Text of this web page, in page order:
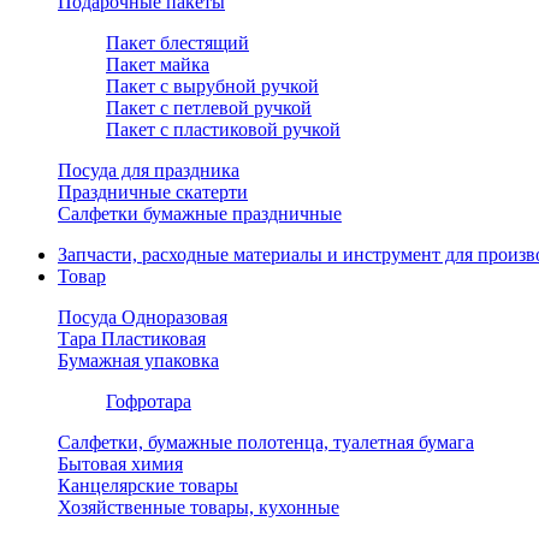
Пакет блестящий
Пакет майка
Пакет с вырубной ручкой
Пакет с петлевой ручкой
Пакет с пластиковой ручкой
Посуда для праздника
Праздничные скатерти
Салфетки бумажные праздничные
Запчасти, расходные материалы и инструмент для
Товар
Посуда Одноразовая
Тара Пластиковая
Бумажная упаковка
Гофротара
Салфетки, бумажные полотенца, туалетная бумага
Бытовая химия
Канцелярские товары
Хозяйственные товары, кухонные